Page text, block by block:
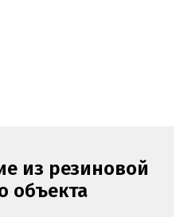
из резиновой
объекта